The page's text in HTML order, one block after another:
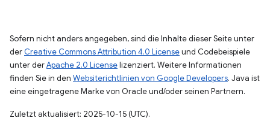
Sofern nicht anders angegeben, sind die Inhalte dieser Seite unter
der Creative Commons Attribution 4.0 Licenseund Codebeispiele
unter derApache 2.0 Licenselizenziert. Weitere Informationen
finden Sie in den Websiterichtlinien von Google Developers. Java ist
eine eingetragene Marke von Oracle und/oder seinen Partnern.
Zuletzt aktualisiert: 2025-10-15 (UTC).